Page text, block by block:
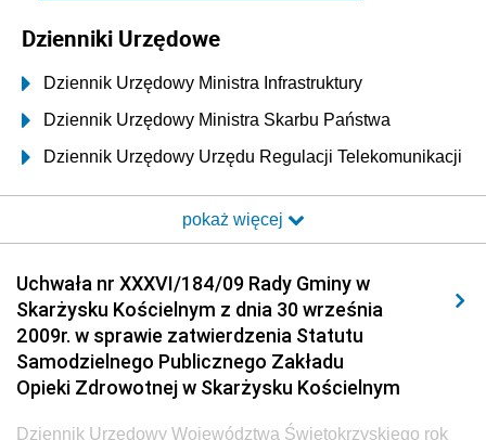
Dzienniki Urzędowe
Dziennik Urzędowy Ministra Infrastruktury
Dziennik Urzędowy Ministra Skarbu Państwa
Dziennik Urzędowy Urzędu Regulacji Telekomunikacji
Dziennik Urzędowy Ministra Transportu i Budownictwa
Elektronicznej
Dziennik Urzędowy Ministra Spraw Wewnętrznych i
Administracji
Dziennik Urzędowy Ministra Transportu
Dziennik Urzędowy Ministra Budownictwa
pokaż więcej
Uchwała nr XXXVI/184/09 Rady Gminy w
Skarżysku Kościelnym z dnia 30 września
2009r. w sprawie zatwierdzenia Statutu
Samodzielnego Publicznego Zakładu
Opieki Zdrowotnej w Skarżysku Kościelnym
Dziennik Urzędowy Województwa Świętokrzyskiego rok